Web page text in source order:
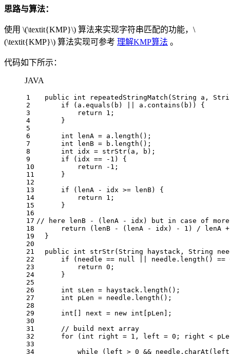
思路与算法：
使用 \(\textit{KMP}\) 算法来实现字符串匹配的功能， \
(\textit{KMP}\) 算法实现可参考 理解KMP算法 。
代码如下所示：
JAVA
1
2
3
4
5
6
7
8
9
10
11
12
13
14
15
16
17
18
19
20
21
22
23
24
25
26
27
28
29
30
31
32
33
34
public int repeatedStringMatch (String a,
if (a.equals(b) || a.contains(b)) {
return
1 ;
      }
int
lenA = a.length();
int
lenB = b.length();
int
idx = strStr(a, b);
if (idx == - 1 ) {
return - 1 ;
      }
if (lenA - idx >= lenB) {
return
1 ;
      }
// here lenB - (lenA - idx) but in case of more
return (lenB - (lenA - idx) - 1 ) / lenA
  }
public
int strStr(String haystack, String
if (needle == null || needle.length() ==
return 0 ;
      }
int
sLen = haystack.length();
int
pLen = needle.length();
int [] next = new int [pLen];
// build next array
for ( int right = 1 , left = 0 ; right <
while (left > 0 &&